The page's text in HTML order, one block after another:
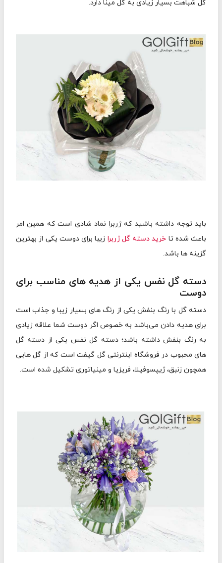
گل شباهت بسیار زیادی به گل مینا دارد.
باید توجه داشته باشید که ژربرا نماد شادی است که همین امر
باعث شده تا خرید دسته گل ژربرا زیبا برای دوست یکی از بهترین
گزینه ها باشد.
دسته گل نفس یکی از هدیه های مناسب برای
دوست
دسته گل با رنگ بنفش یکی از رنگ های بسیار زیبا و جذاب است
برای هدیه دادن می‌باشد به خصوص اگر دوست شما علاقه زیادی
به رنگ بنفش داشته باشد؛ دسته گل نفس یکی از دسته گل
های محبوب در فروشگاه اینترنتی گل گیفت است که از گل هایی
همچون زنبق، ژیپسوفیلا، فریزیا و مینیاتوری تشکیل شده است.